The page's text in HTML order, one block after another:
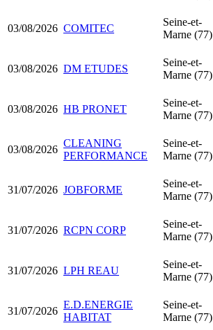
03/08/2026 COMITEC
Seine-et-
Marne (77)
03/08/2026 DM ETUDES
Seine-et-
Marne (77)
03/08/2026 HB PRONET
Seine-et-
Marne (77)
03/08/2026
CLEANING
PERFORMANCE
Seine-et-
Marne (77)
31/07/2026 JOBFORME
Seine-et-
Marne (77)
31/07/2026 RCPN CORP
Seine-et-
Marne (77)
31/07/2026 LPH REAU
Seine-et-
Marne (77)
31/07/2026
E.D.ENERGIE
HABITAT
Seine-et-
Marne (77)